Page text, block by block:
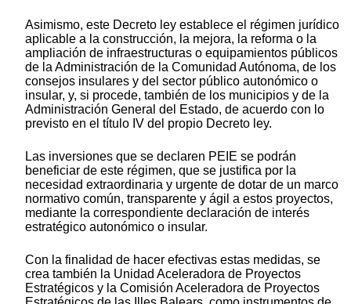
Asimismo, este Decreto ley establece el régimen jurídico
aplicable a la construcción, la mejora, la reforma o la
ampliación de infraestructuras o equipamientos públicos
de la Administración de la Comunidad Autónoma, de los
consejos insulares y del sector público autonómico o
insular, y, si procede, también de los municipios y de la
Administración General del Estado, de acuerdo con lo
previsto en el título IV del propio Decreto ley.
Las inversiones que se declaren PEIE se podrán
beneficiar de este régimen, que se justifica por la
necesidad extraordinaria y urgente de dotar de un marco
normativo común, transparente y ágil a estos proyectos,
mediante la correspondiente declaración de interés
estratégico autonómico o insular.
Con la finalidad de hacer efectivas estas medidas, se
crea también la Unidad Aceleradora de Proyectos
Estratégicos y la Comisión Aceleradora de Proyectos